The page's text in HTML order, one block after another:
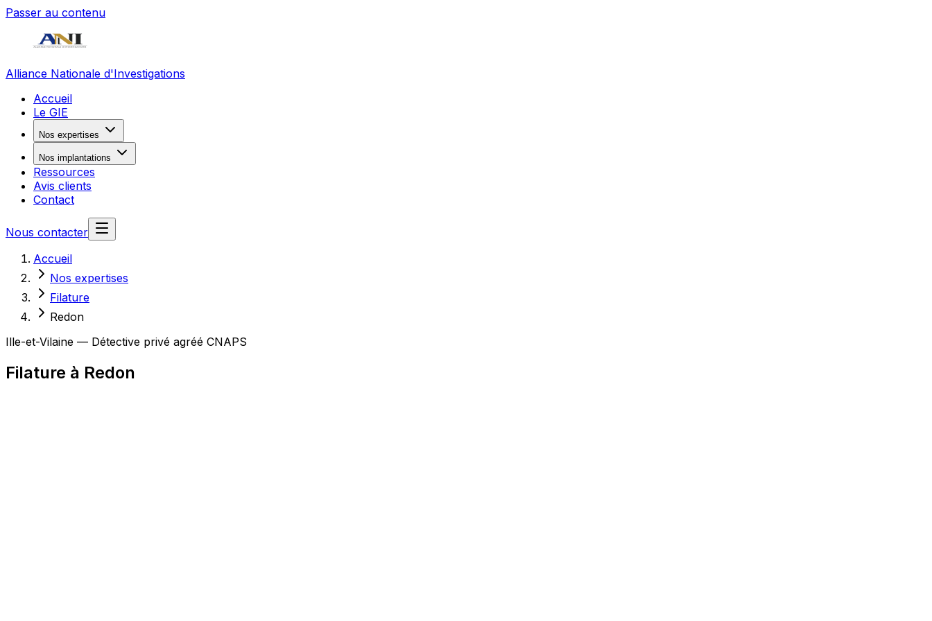
Passer au contenu
Alliance Nationale d'Investigations
Accueil
Le GIE
Nos expertises
Nos implantations
Ressources
Avis clients
Contact
Nous contacter
Accueil
Nos expertises
Filature
Redon
Ille-et-Vilaine — Détective privé agréé CNAPS
Filature à Redon